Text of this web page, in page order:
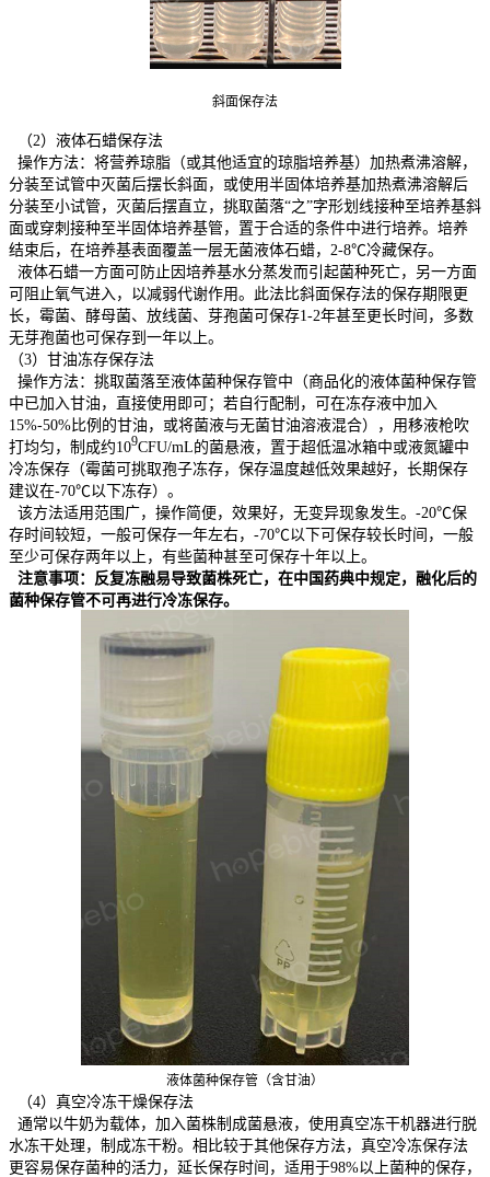
斜面保存法
（2）液体石蜡保存法
操作方法：将营养琼脂（或其他适宜的琼脂培养基）加热煮沸溶解，
分装至试管中灭菌后摆长斜面，或使用半固体培养基加热煮沸溶解后
分装至小试管，灭菌后摆直立，挑取菌落“之”字形划线接种至培养基斜
面或穿刺接种至半固体培养基管，置于合适的条件中进行培养。培养
结束后，在培养基表面覆盖一层无菌液体石蜡，2-8℃冷藏保存。
液体石蜡一方面可防止因培养基水分蒸发而引起菌种死亡，另一方面
可阻止氧气进入，以减弱代谢作用。此法比斜面保存法的保存期限更
长，霉菌、酵母菌、放线菌、芽孢菌可保存1-2年甚至更长时间，多数
无芽孢菌也可保存到一年以上。
（3）甘油冻存保存法
操作方法：挑取菌落至液体菌种保存管中（商品化的液体菌种保存管
中已加入甘油，直接使用即可；若自行配制，可在冻存液中加入
15%-50%比例的甘油，或将菌液与无菌甘油溶液混合），用移液枪吹
打均匀，制成约109CFU/mL的菌悬液，置于超低温冰箱中或液氮罐中
冷冻保存（霉菌可挑取孢子冻存，保存温度越低效果越好，长期保存
建议在-70℃以下冻存）。
该方法适用范围广，操作简便，效果好，无变异现象发生。-20℃保
存时间较短，一般可保存一年左右，-70℃以下可保存较长时间，一般
至少可保存两年以上，有些菌种甚至可保存十年以上。
注意事项：反复冻融易导致菌株死亡，在中国药典中规定，融化后的
菌种保存管不可再进行冷冻保存。
液体菌种保存管（含甘油）
（4）真空冷冻干燥保存法
通常以牛奶为载体，加入菌株制成菌悬液，使用真空冻干机器进行脱
水冻干处理，制成冻干粉。相比较于其他保存方法，真空冷冻保存法
更容易保存菌种的活力，延长保存时间，适用于98%以上菌种的保存，